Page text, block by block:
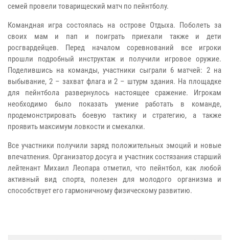
семей провели товарищеский матч по пейнтболу.
Командная игра состоялась на острове Отдыха. Поболеть за
своих мам и пап и поиграть приехали также и дети
росгвардейцев. Перед началом соревнований все игроки
прошли подробный инструктаж и получили игровое оружие.
Поделившись на команды, участники сыграли 6 матчей: 2 на
выбывание, 2 – захват флага и 2 – штурм здания. На площадке
для пейнтбола развернулось настоящее сражение. Игрокам
необходимо было показать умение работать в команде,
продемонстрировать боевую тактику и стратегию, а также
проявить максимум ловкости и смекалки.
Все участники получили заряд положительных эмоций и новые
впечатления. Организатор досуга и участник состязания старший
лейтенант Михаил Леопара отметил, что пейнтбол, как любой
активный вид спорта, полезен для молодого организма и
способствует его гармоничному физическому развитию.